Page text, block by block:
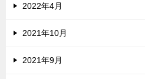
2022年4月
2021年10月
2021年9月